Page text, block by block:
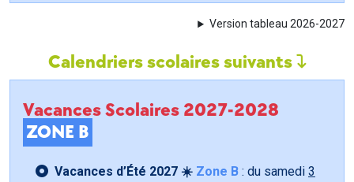
Version tableau 2026-2027
Calendriers scolaires suivants
Vacances Scolaires 2027-2028
ZONE B
Vacances d’Été 2027 ☀️ Zone B : du samedi 3